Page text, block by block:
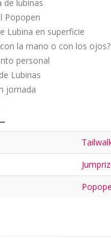
de lubinas
Popopen
Lubina en superficie
la mano o con los ojos?
personal
Lubinas
jornada